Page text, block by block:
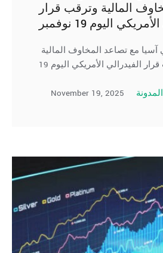
المالية وترقب قرار
اليوم 19 نوفمبر
November 19, 2025 المدونة